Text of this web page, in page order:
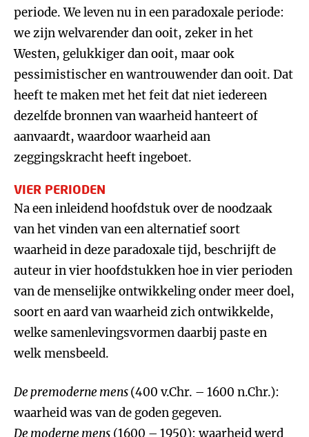
periode. We leven nu in een paradoxale periode:
we zijn welvarender dan ooit, zeker in het
Westen, gelukkiger dan ooit, maar ook
pessimistischer en wantrouwender dan ooit. Dat
heeft te maken met het feit dat niet iedereen
dezelfde bronnen van waarheid hanteert of
aanvaardt, waardoor waarheid aan
zeggingskracht heeft ingeboet.
VIER PERIODEN
Na een inleidend hoofdstuk over de noodzaak
van het vinden van een alternatief soort
waarheid in deze paradoxale tijd, beschrijft de
auteur in vier hoofdstukken hoe in vier perioden
van de menselijke ontwikkeling onder meer doel,
soort en aard van waarheid zich ontwikkelde,
welke samenlevingsvormen daarbij paste en
welk mensbeeld.
De premoderne mens(400 v.Chr. – 1600 n.Chr.):
waarheid was van de goden gegeven.
De moderne mens (1600 – 1950): waarheid werd